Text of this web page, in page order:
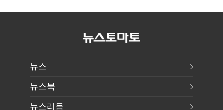
세액공제 선택이
ESS 시장 공략
전성시대
뉴스
뉴스북
뉴스리듬